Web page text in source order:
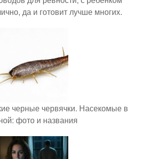
да и готовит лучше многих.
черные червячки. Насекомые в
фото и названия